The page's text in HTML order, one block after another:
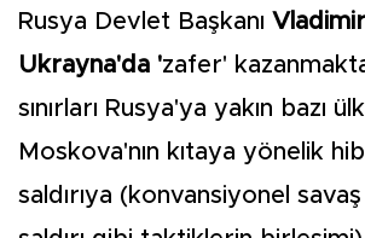
Rusya Devlet Başkanı
Ukrayna'da 'zafer'
sınırları Rusya'ya yakın bazı
Moskova'nın kıtaya yönelik
saldırıya (konvansiyonel